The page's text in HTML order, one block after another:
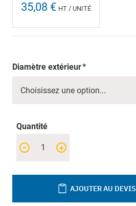
35,08 € HT / UNITÉ
Diamètre extérieur
Quantité
+
-
AJOUTER AU DEVIS